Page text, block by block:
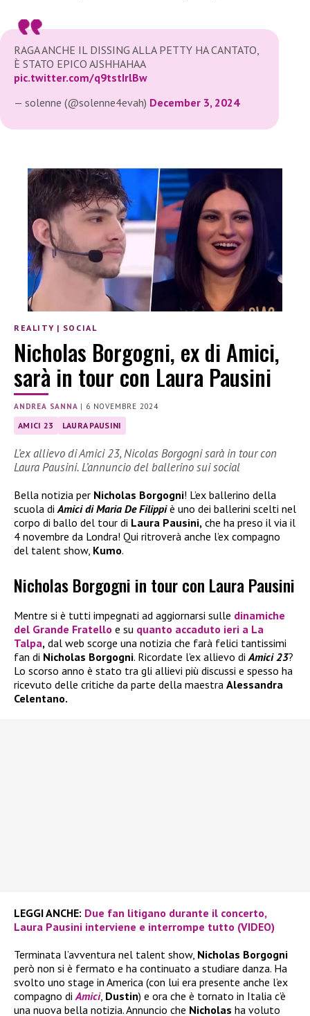
RAGA ANCHE IL DISSING ALLA PETTY HA CANTATO,
È STATO EPICO AJSHHAHAA
pic.twitter.com/q9tstIrlBw
— solenne (@solenne4evah) December 3, 2024
REALITY | SOCIAL
Nicholas Borgogni, ex di Amici,
sarà in tour con Laura Pausini
ANDREA SANNA | 6 NOVEMBRE 2024
AMICI 23 LAURA PAUSINI
L’ex allievo di Amici 23, Nicolas Borgogni sarà in tour con
Laura Pausini. L’annuncio del ballerino sui social
Bella notizia per Nicholas Borgogni! L’ex ballerino della
scuola di Amici di Maria De Filippiè uno dei ballerini scelti nel
corpo di ballo del tour di Laura Pausini, che ha preso il via il
4 novembre da Londra! Qui ritroverà anche l’ex compagno
del talent show, Kumo.
Nicholas Borgogni in tour con Laura Pausini
Mentre si è tutti impegnati ad aggiornarsi sulle dinamiche
del Grande Fratello e su quanto accaduto ieri a La
Talpa, dal web scorge una notizia che farà felici tantissimi
fan di Nicholas Borgogni. Ricordate l’ex allievo di Amici 23?
Lo scorso anno è stato tra gli allievi più discussi e spesso ha
ricevuto delle critiche da parte della maestra Alessandra
Celentano.
LEGGI ANCHE: Due fan litigano durante il concerto,
Laura Pausini interviene e interrompe tutto (VIDEO)
Terminata l’avventura nel talent show, Nicholas Borgogni
però non si è fermato e ha continuato a studiare danza. Ha
svolto uno stage in America (con lui era presente anche l’ex
compagno di Amici, Dustin) e ora che è tornato in Italia c’è
una nuova bella notizia. Annuncio che Nicholas ha voluto